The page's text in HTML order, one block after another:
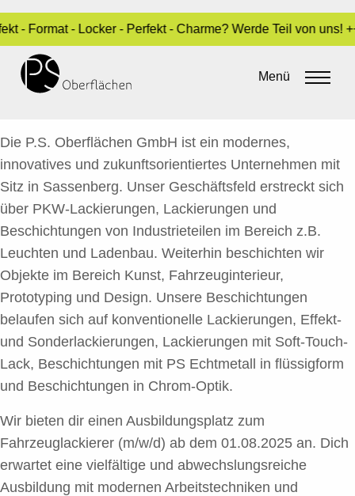
Format - Locker - Perfekt - Charme? Werde Teil von
Menü
AUSBILDUNG ZUM
FAHRZEUGLACKIERER (M/W/D)
Die P.S. Oberflächen GmbH ist ein modernes,
innovatives und zukunftsorientiertes Unternehmen mit
Sitz in Sassenberg. Unser Geschäftsfeld erstreckt sich
über PKW-Lackierungen, Lackierungen und
Beschichtungen von Industrieteilen im Bereich z.B.
Leuchten und Ladenbau. Weiterhin beschichten wir
Objekte im Bereich Kunst, Fahrzeuginterieur,
Prototyping und Design. Unsere Beschichtungen
belaufen sich auf konventionelle Lackierungen, Effekt-
und Sonderlackierungen, Lackierungen mit Soft-Touch-
Lack, Beschichtungen mit PS Echtmetall in flüssigform
und Beschichtungen in Chrom-Optik.
Wir bieten dir einen Ausbildungsplatz zum
Fahrzeuglackierer (m/w/d) ab dem 01.08.2025 an. Dich
erwartet eine vielfältige und abwechslungsreiche
Ausbildung mit modernen Arbeitstechniken und